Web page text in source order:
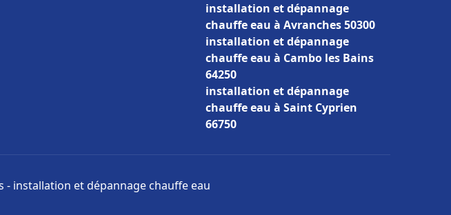
installation et dépannage
chauffe eau à Avranches 50300
installation et dépannage
chauffe eau à Cambo les Bains
64250
installation et dépannage
chauffe eau à Saint Cyprien
66750
- installation et dépannage chauffe eau